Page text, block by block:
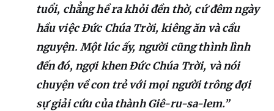
tuổi, chẳng hề ra khỏi đền thờ, cứ đêm ngày
hầu việc Đức Chúa Trời, kiêng ăn và cầu
nguyện. Một lúc ấy, người cũng thình lình
đến đó, ngợi khen Đức Chúa Trời, và nói
chuyện về con trẻ với mọi người trông đợi
sự giải cứu của thành Giê-ru-sa-lem.”